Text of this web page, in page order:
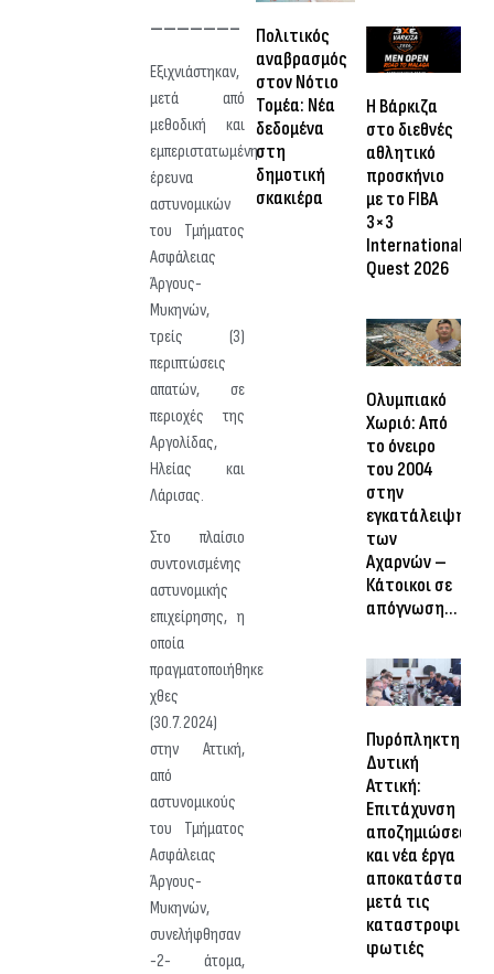
——————–
Εξιχνιάστηκαν,
μετά από
μεθοδική και
εμπεριστατωμένη
έρευνα
αστυνομικών
του Τμήματος
Ασφάλειας
Άργους-
Μυκηνών,
τρείς (3)
περιπτώσεις
απατών, σε
περιοχές της
Αργολίδας,
Ηλείας και
Λάρισας.
Στο πλαίσιο
συντονισμένης
αστυνομικής
επιχείρησης, η
οποία
πραγματοποιήθηκε
χθες
(30.7.2024)
στην Αττική,
από
αστυνομικούς
του Τμήματος
Ασφάλειας
Άργους-
Μυκηνών,
συνελήφθησαν
-2- άτομα,
Πολιτικός
αναβρασμός
στον Νότιο
Τομέα: Νέα
δεδομένα
στη
δημοτική
σκακιέρα
Η Βάρκιζα
στο διεθνές
αθλητικό
προσκήνιο
με το FIBA
3×3
International
Quest 2026
Ολυμπιακό
Χωριό: Από
το όνειρο
του 2004
στην
εγκατάλειψη
των
Αχαρνών –
Κάτοικοι σε
απόγνωση…
Πυρόπληκτη
Δυτική
Αττική:
Επιτάχυνση
αποζημιώσεων
και νέα έργα
αποκατάστασης
μετά τις
καταστροφικές
φωτιές